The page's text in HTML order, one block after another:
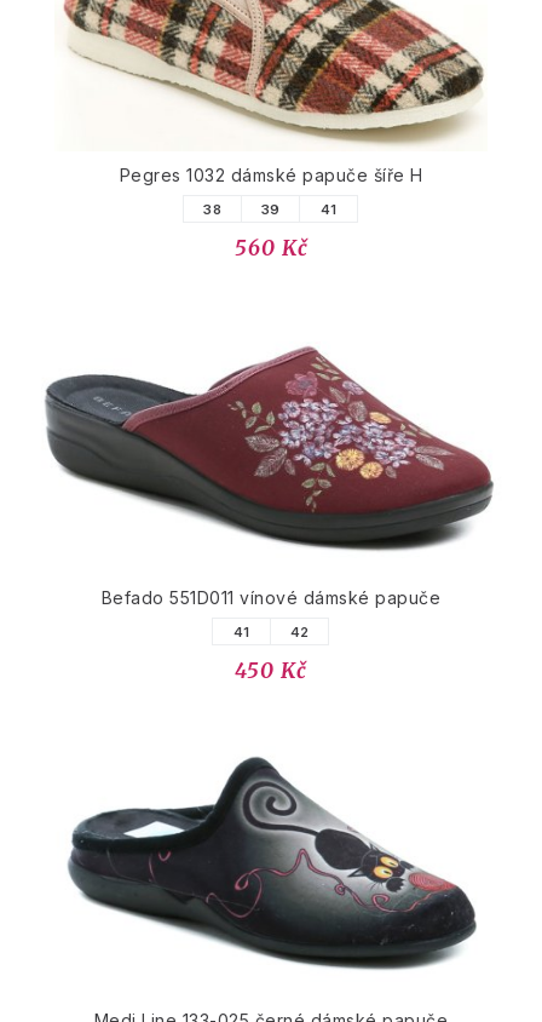
Pegres 1032 dámské papuče šíře H
38 39 41
560 Kč
Befado 551D011 vínové dámské papuče
41 42
450 Kč